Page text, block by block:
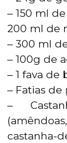
– 150 ml
200 ml de
– 300 ml
– 100g de
– 1 fava de
– Fatias
–
castanha-